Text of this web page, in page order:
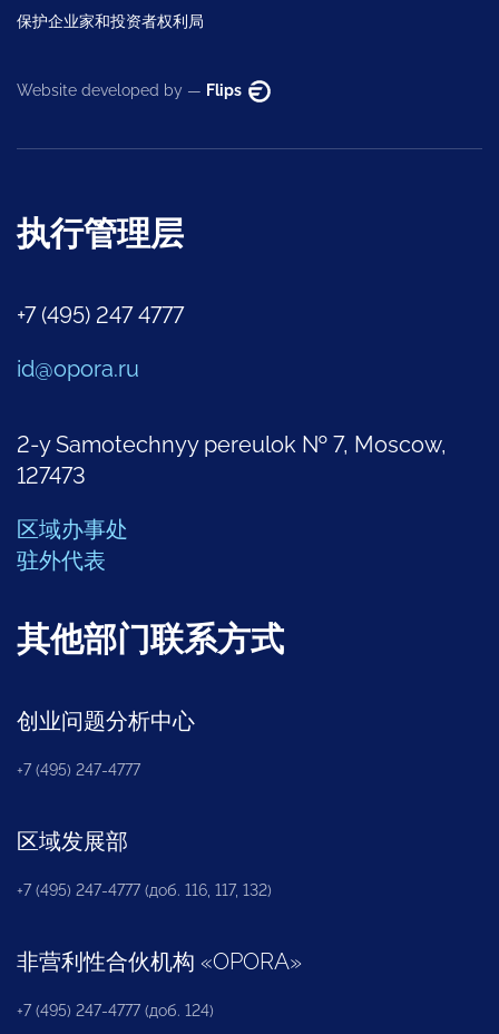
保护企业家和投资者权利局
Website developed by — Flips
执行管理层
+7 (495) 247 4777
id@opora.ru
2-y Samotechnyy pereulok № 7, Moscow,
127473
区域办事处
驻外代表
其他部门联系方式
创业问题分析中心
+7 (495) 247-4777
区域发展部
+7 (495) 247-4777 (доб. 116, 117, 132)
非营利性合伙机构 «OPORA»
+7 (495) 247-4777 (доб. 124)